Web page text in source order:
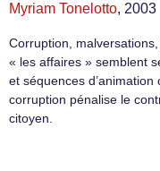
Myriam Tonelotto, 2003
Corruption,
« les affaires » semblent
et séquences
corruption pénalise le
citoyen.